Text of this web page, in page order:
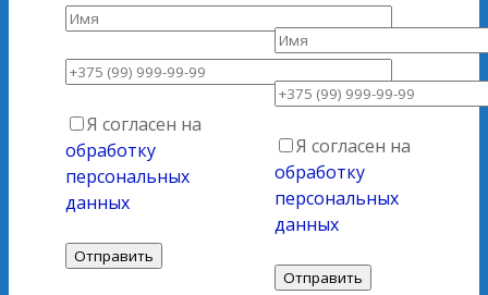
Я согласен на
обработку
персональных
данных
Я согласен на
обработку
персональных
данных